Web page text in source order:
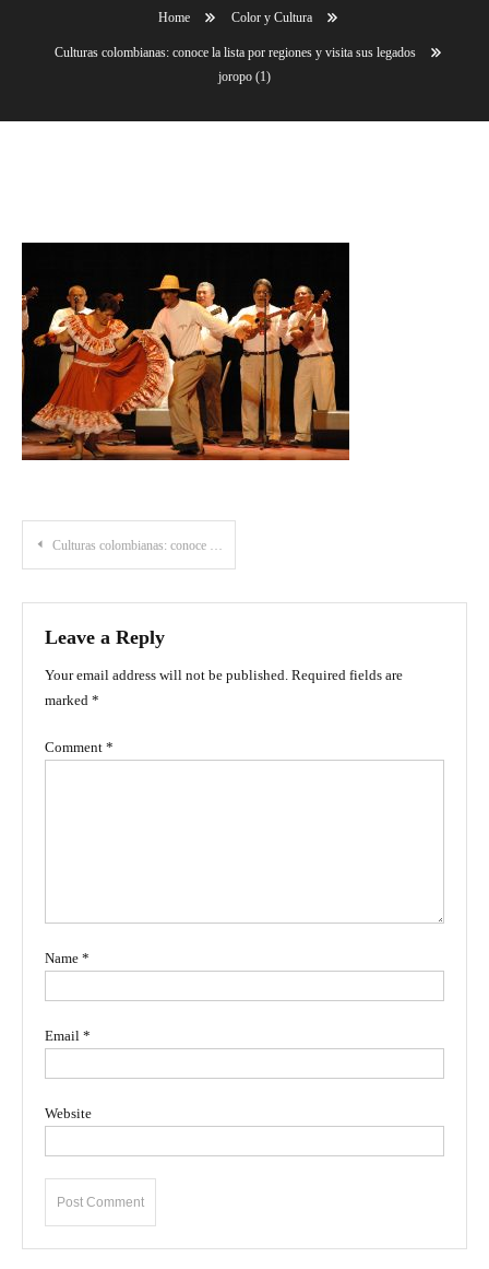
Home Color y Cultura
Culturas colombianas: conoce la lista por regiones y visita sus legados
joropo (1)
Post
navigation
Culturas colombianas: conoce la lista por regiones y visita sus legados
Leave a Reply
Your email address will not be published. Required fields are
marked *
Comment *
Name *
Email *
Website